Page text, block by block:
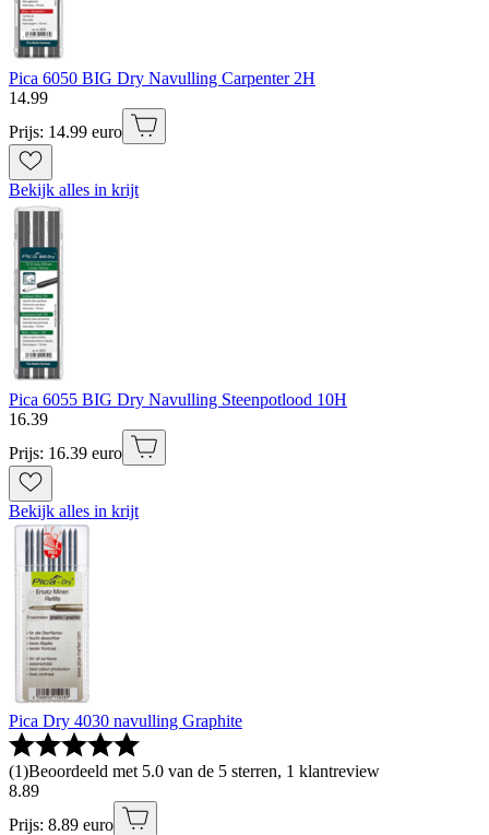
Pica 6050 BIG Dry Navulling Carpenter 2H
14.99
Prijs: 14.99 euro
Bekijk alles in krijt
Pica 6055 BIG Dry Navulling Steenpotlood 10H
16.39
Prijs: 16.39 euro
Bekijk alles in krijt
Pica Dry 4030 navulling Graphite
(1)Beoordeeld met 5.0 van de 5 sterren, 1 klantreview
8.89
Prijs: 8.89 euro